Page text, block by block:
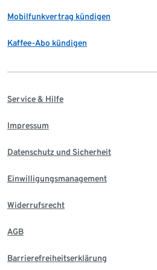
Mobilfunkvertrag kündigen
Kaffee-Abo kündigen
Service & Hilfe
Impressum
Datenschutz und Sicherheit
Einwilligungsmanagement
Widerrufsrecht
AGB
Barrierefreiheitserklärung